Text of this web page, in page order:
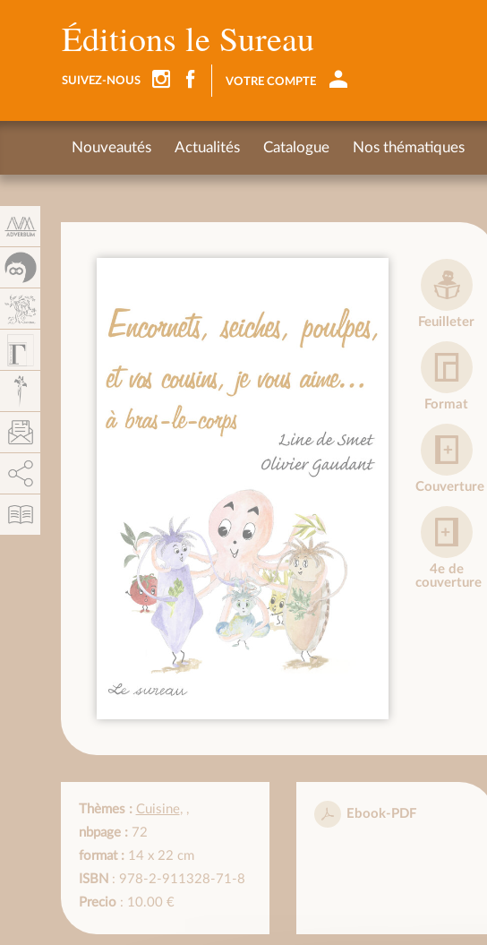
Feuilleter
Format
Couverture
4e de
couverture
Thèmes : Cuisine, ,
nbpage :72
format :14 x 22 cm
ISBN : 978-2-911328-71-8
Precio: 10.00 €
Ebook-PDF
Éditions le Sureau
SUIVEZ-NOUS VOTRE COMPTE
Nouveautés Actualités Catalogue Nos thématiques